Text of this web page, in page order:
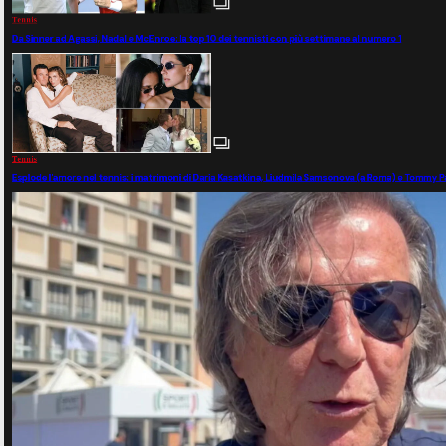
Tennis
Da Sinner ad Agassi, Nadal e McEnroe: la top 10 dei tennisti con più settimane al numero 1
Tennis
Esplode l'amore nel tennis: i matrimoni di Daria Kasatkina, Liudmila Samsonova (a Roma) e Tommy